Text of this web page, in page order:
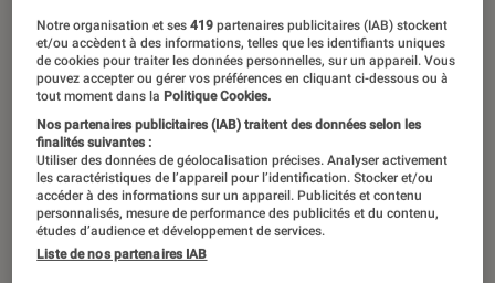
Malgré l’embargo américain, Huawei
vend toujours et veut le faire savoir
ACTU
Smartphones Android • 28 fév. 2020
Notre organisation et ses419 partenaires publicitaires (IAB) stockent
et/ou accèdent à des informations, telles que les identifiants uniques
de cookies pour traiter les données personnelles, sur un appareil. Vous
pouvez accepter ou gérer vos préférences en cliquant ci-dessous ou à
tout moment dans la Politique Cookies.
Nos partenaires publicitaires (IAB) traitent des données selon les
finalités suivantes :
Utiliser des données de géolocalisation précises. Analyser activement
les caractéristiques de l’appareil pour l’identification. Stocker et/ou
accéder à des informations sur un appareil. Publicités et contenu
personnalisés, mesure de performance des publicités et du contenu,
études d’audience et développement de services.
Liste de nos partenaires IAB